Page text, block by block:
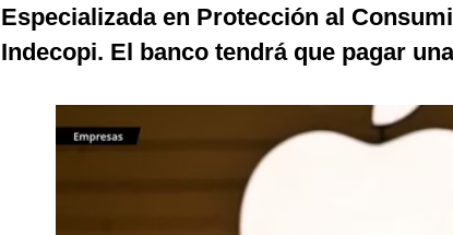
Especializada en Protección al
Indecopi. El banco tendrá que pagar